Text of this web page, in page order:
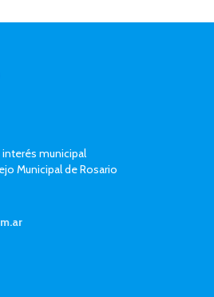
municipal
Municipal de Rosario